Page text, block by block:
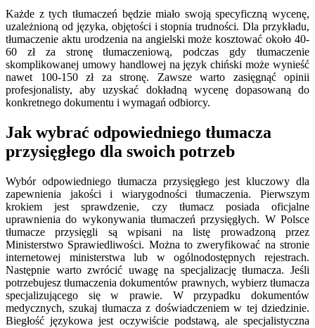
Każde z tych tłumaczeń będzie miało swoją specyficzną wycenę,
uzależnioną od języka, objętości i stopnia trudności. Dla przykładu,
tłumaczenie aktu urodzenia na angielski może kosztować około 40-
60 zł za stronę tłumaczeniową, podczas gdy tłumaczenie
skomplikowanej umowy handlowej na język chiński może wynieść
nawet 100-150 zł za stronę. Zawsze warto zasięgnąć opinii
profesjonalisty, aby uzyskać dokładną wycenę dopasowaną do
konkretnego dokumentu i wymagań odbiorcy.
Jak wybrać odpowiedniego tłumacza
przysięgłego dla swoich potrzeb
Wybór odpowiedniego tłumacza przysięgłego jest kluczowy dla
zapewnienia jakości i wiarygodności tłumaczenia. Pierwszym
krokiem jest sprawdzenie, czy tłumacz posiada oficjalne
uprawnienia do wykonywania tłumaczeń przysięgłych. W Polsce
tłumacze przysięgli są wpisani na listę prowadzoną przez
Ministerstwo Sprawiedliwości. Można to zweryfikować na stronie
internetowej ministerstwa lub w ogólnodostępnych rejestrach.
Następnie warto zwrócić uwagę na specjalizację tłumacza. Jeśli
potrzebujesz tłumaczenia dokumentów prawnych, wybierz tłumacza
specjalizującego się w prawie. W przypadku dokumentów
medycznych, szukaj tłumacza z doświadczeniem w tej dziedzinie.
Biegłość językowa jest oczywiście podstawą, ale specjalistyczna